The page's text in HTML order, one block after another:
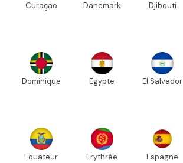
Curaçao Danemark Djibouti
Dominique Egypte El Salvador
Equateur Erythrée Espagne